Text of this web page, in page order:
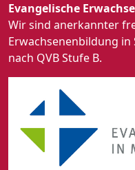
Evangelische
Wir sind anerkannter
Erwachsenenbildung
nach QVB Stufe B.